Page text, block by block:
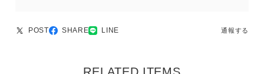
POST SHARE LINE 通報する
RELATED ITEMS